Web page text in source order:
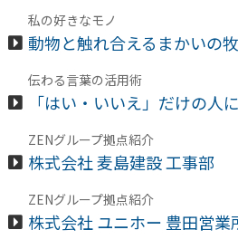
私の好きなモノ
動物と触れ合えるまかいの
伝わる言葉の活用術
「はい・いいえ」だけの人
ZENグループ拠点紹介
株式会社 麦島建設 工事部
ZENグループ拠点紹介
株式会社 ユニホー 豊田営業